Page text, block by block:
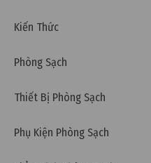
Kiến Thức
Phòng Sạch
Thiết Bị Phòng Sạch
Phụ Kiện Phòng Sạch